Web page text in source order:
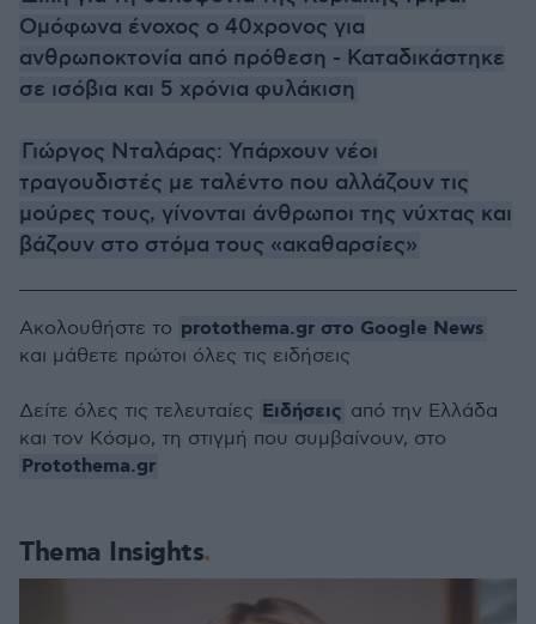
Ομόφωνα ένοχος ο 40χρονος για
ανθρωποκτονία από πρόθεση - Καταδικάστηκε
σε ισόβια και 5 χρόνια φυλάκιση
Γιώργος Νταλάρας: Υπάρχουν νέοι
τραγουδιστές με ταλέντο που αλλάζουν τις
μούρες τους, γίνονται άνθρωποι της νύχτας και
βάζουν στο στόμα τους «ακαθαρσίες»
Thema Insights
Ακολουθήστε το protothema.gr στο Google News
και μάθετε πρώτοι όλες τις ειδήσεις
Δείτε όλες τις τελευταίες Ειδήσεις από την Ελλάδα
και τον Κόσμο, τη στιγμή που συμβαίνουν, στο
Protothema.gr